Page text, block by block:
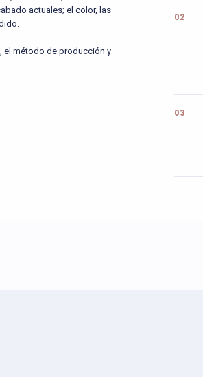
actuales; el color, las
el método de producción y
02
03